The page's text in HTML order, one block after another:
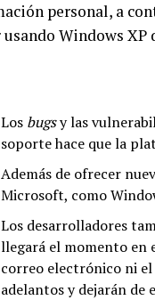
personal, a
Windows XP
Los bugsy las
soporte hace que la
Además de ofrecer
Microsoft, como
Los desarrolladores
llegará el momento en
correo electrónico ni el
adelantos y dejarán de